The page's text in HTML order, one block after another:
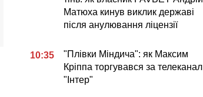
Матюха кинув виклик державі
після анулювання ліцензії
10:35
"Плівки Міндича": як Максим
Кріппа торгувався за телеканал
"Інтер"